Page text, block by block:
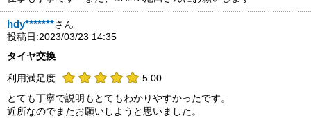
hdy*******さん
投稿日:2023/03/23 14:35
タイヤ交換
利用満足度
5.00
とても丁寧で説明もとてもわかりやすかったです。
近所なのでまたお願いしようと思いました。